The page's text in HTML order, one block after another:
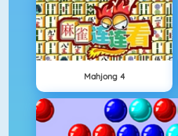
Mahjong 4